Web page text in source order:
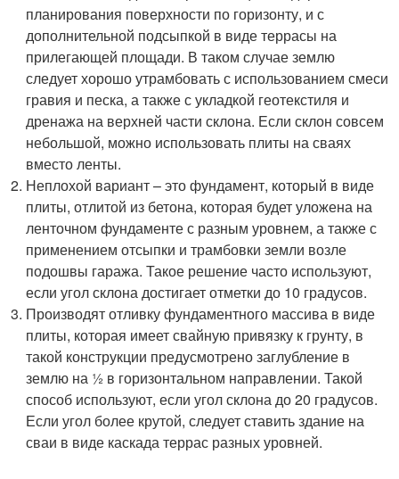
планирования поверхности по горизонту, и с
дополнительной подсыпкой в виде террасы на
прилегающей площади. В таком случае землю
следует хорошо утрамбовать с использованием смеси
гравия и песка, а также с укладкой геотекстиля и
дренажа на верхней части склона. Если склон совсем
небольшой, можно использовать плиты на сваях
вместо ленты.
Неплохой вариант – это фундамент, который в виде
плиты, отлитой из бетона, которая будет уложена на
ленточном фундаменте с разным уровнем, а также с
применением отсыпки и трамбовки земли возле
подошвы гаража. Такое решение часто используют,
если угол склона достигает отметки до 10 градусов.
Производят отливку фундаментного массива в виде
плиты, которая имеет свайную привязку к грунту, в
такой конструкции предусмотрено заглубление в
землю на ½ в горизонтальном направлении. Такой
способ используют, если угол склона до 20 градусов.
Если угол более крутой, следует ставить здание на
сваи в виде каскада террас разных уровней.